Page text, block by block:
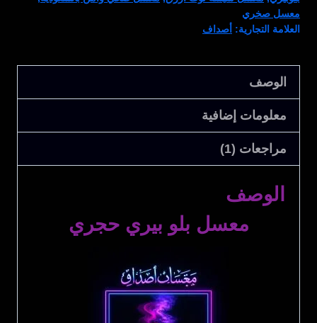
معسل صخري
العلامة التجارية: أصداف
الوصف
معلومات إضافية
مراجعات (1)
الوصف
معسل بلو بيري حجري